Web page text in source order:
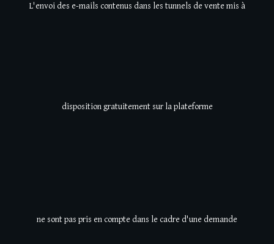
L'envoi des e-mails contenus dans les tunnels de vente mis à
disposition gratuitement sur la plateforme
ne sont pas pris en compte dans le cadre d'une demande